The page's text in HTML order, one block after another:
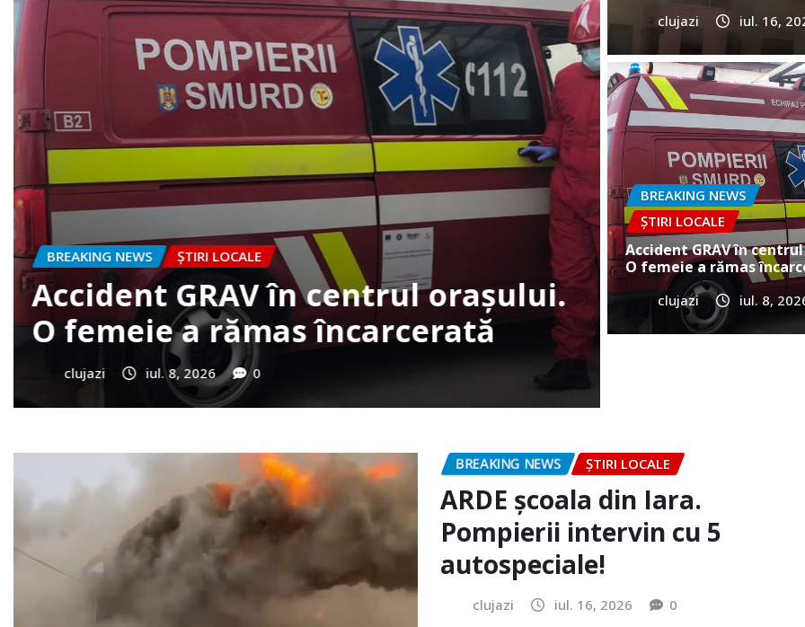
BREAKING NEWS ȘTIRI LOCALE
FOTO. Accident la intrare în Gilău!
BREAKING NEWS ȘTIRI
Cum a
Vultureni?
clujazi iun. 25,
clujazi iul. 16,
BREAKING NEWS
ȘTIRI LOCALE
Accident GRAV în
O femeie a rămas
clujazi iul. 8,
BREAKING NEWS ȘTIRI LOCALE
Pompierii intervin cu 5
autospeciale!
clujazi iul. 16, 2026 0
Pompierii din cadrul Detașamentului Turda intervin
în aceste momente pentru stingerea unui incendiu
izbucnit la școala din comuna Iara. Din…